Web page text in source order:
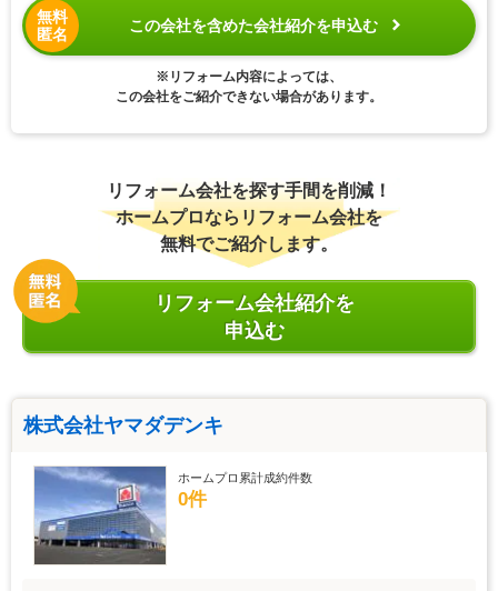
無料
匿名
この会社を含めた会社紹介を申込む
※リフォーム内容によっては、
この会社をご紹介できない場合があります。
リフォーム会社を探す手間を削減！
ホームプロならリフォーム会社を
無料でご紹介します。
リフォーム会社紹介を
申込む
株式会社ヤマダデンキ
ホームプロ累計成約件数
0件